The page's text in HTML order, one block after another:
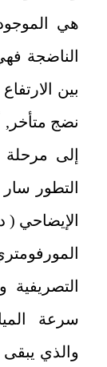
هي
الناضجة
بين
نضج
إلى
التطور
الإيضاحي
سرعة
والذي